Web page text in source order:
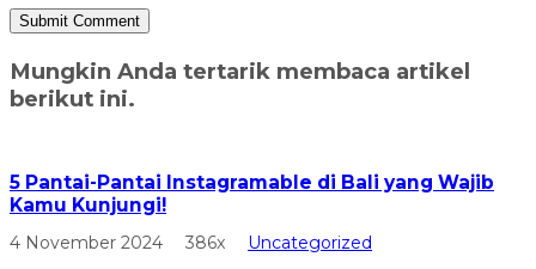
Mungkin Anda tertarik membaca artikel
berikut ini.
5 Pantai-Pantai Instagramable di Bali yang Wajib
Kamu Kunjungi!
4 November 2024 386x
Uncategorized